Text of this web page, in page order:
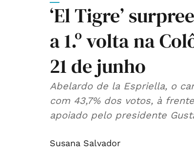
‘El Tigre’
a 1.º volta na
21 de junho
Abelardo de la Espriella, o
com 43,7% dos votos, à
apoiado pelo presidente
Susana Salvador